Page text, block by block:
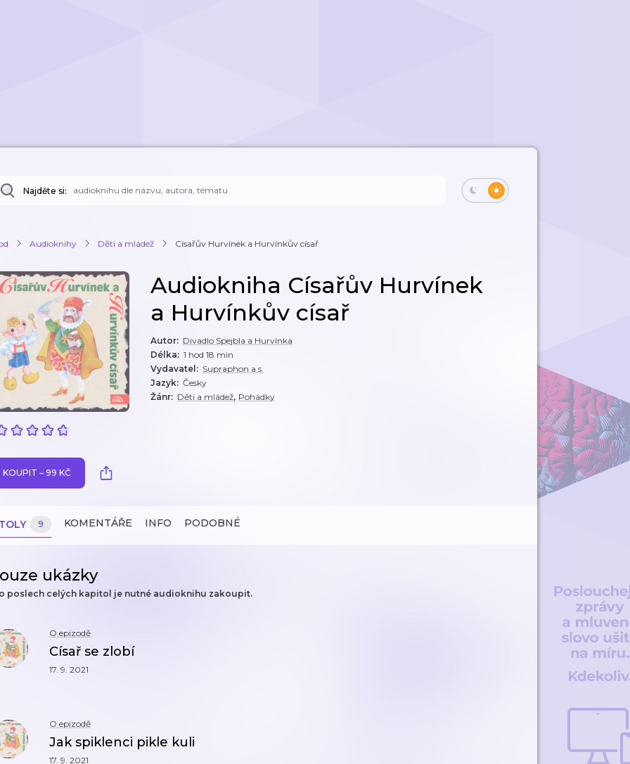
Najděte si:
Audioknihy Děti a mládež Císařův Hurvínek a Hurvínkův císař
Audiokniha Císařův Hurvínek
a Hurvínkův císař
Autor: Divadlo Spejbla a Hurvínka
Délka: 1 hod 18 min
Vydavatel : Supraphon a.s.
Jazyk: Česky
Žánr: Děti a mládež, Pohádky
KOUPIT – 99 KČ
9 KOMENTÁŘE INFO PODOBNÉ
ukázky
poslech celých kapitol je nutné audioknihu zakoupit.
O epizodě
Císař se zlobí
17. 9. 2021
O epizodě
Jak spiklenci pikle kuli
17. 9. 2021